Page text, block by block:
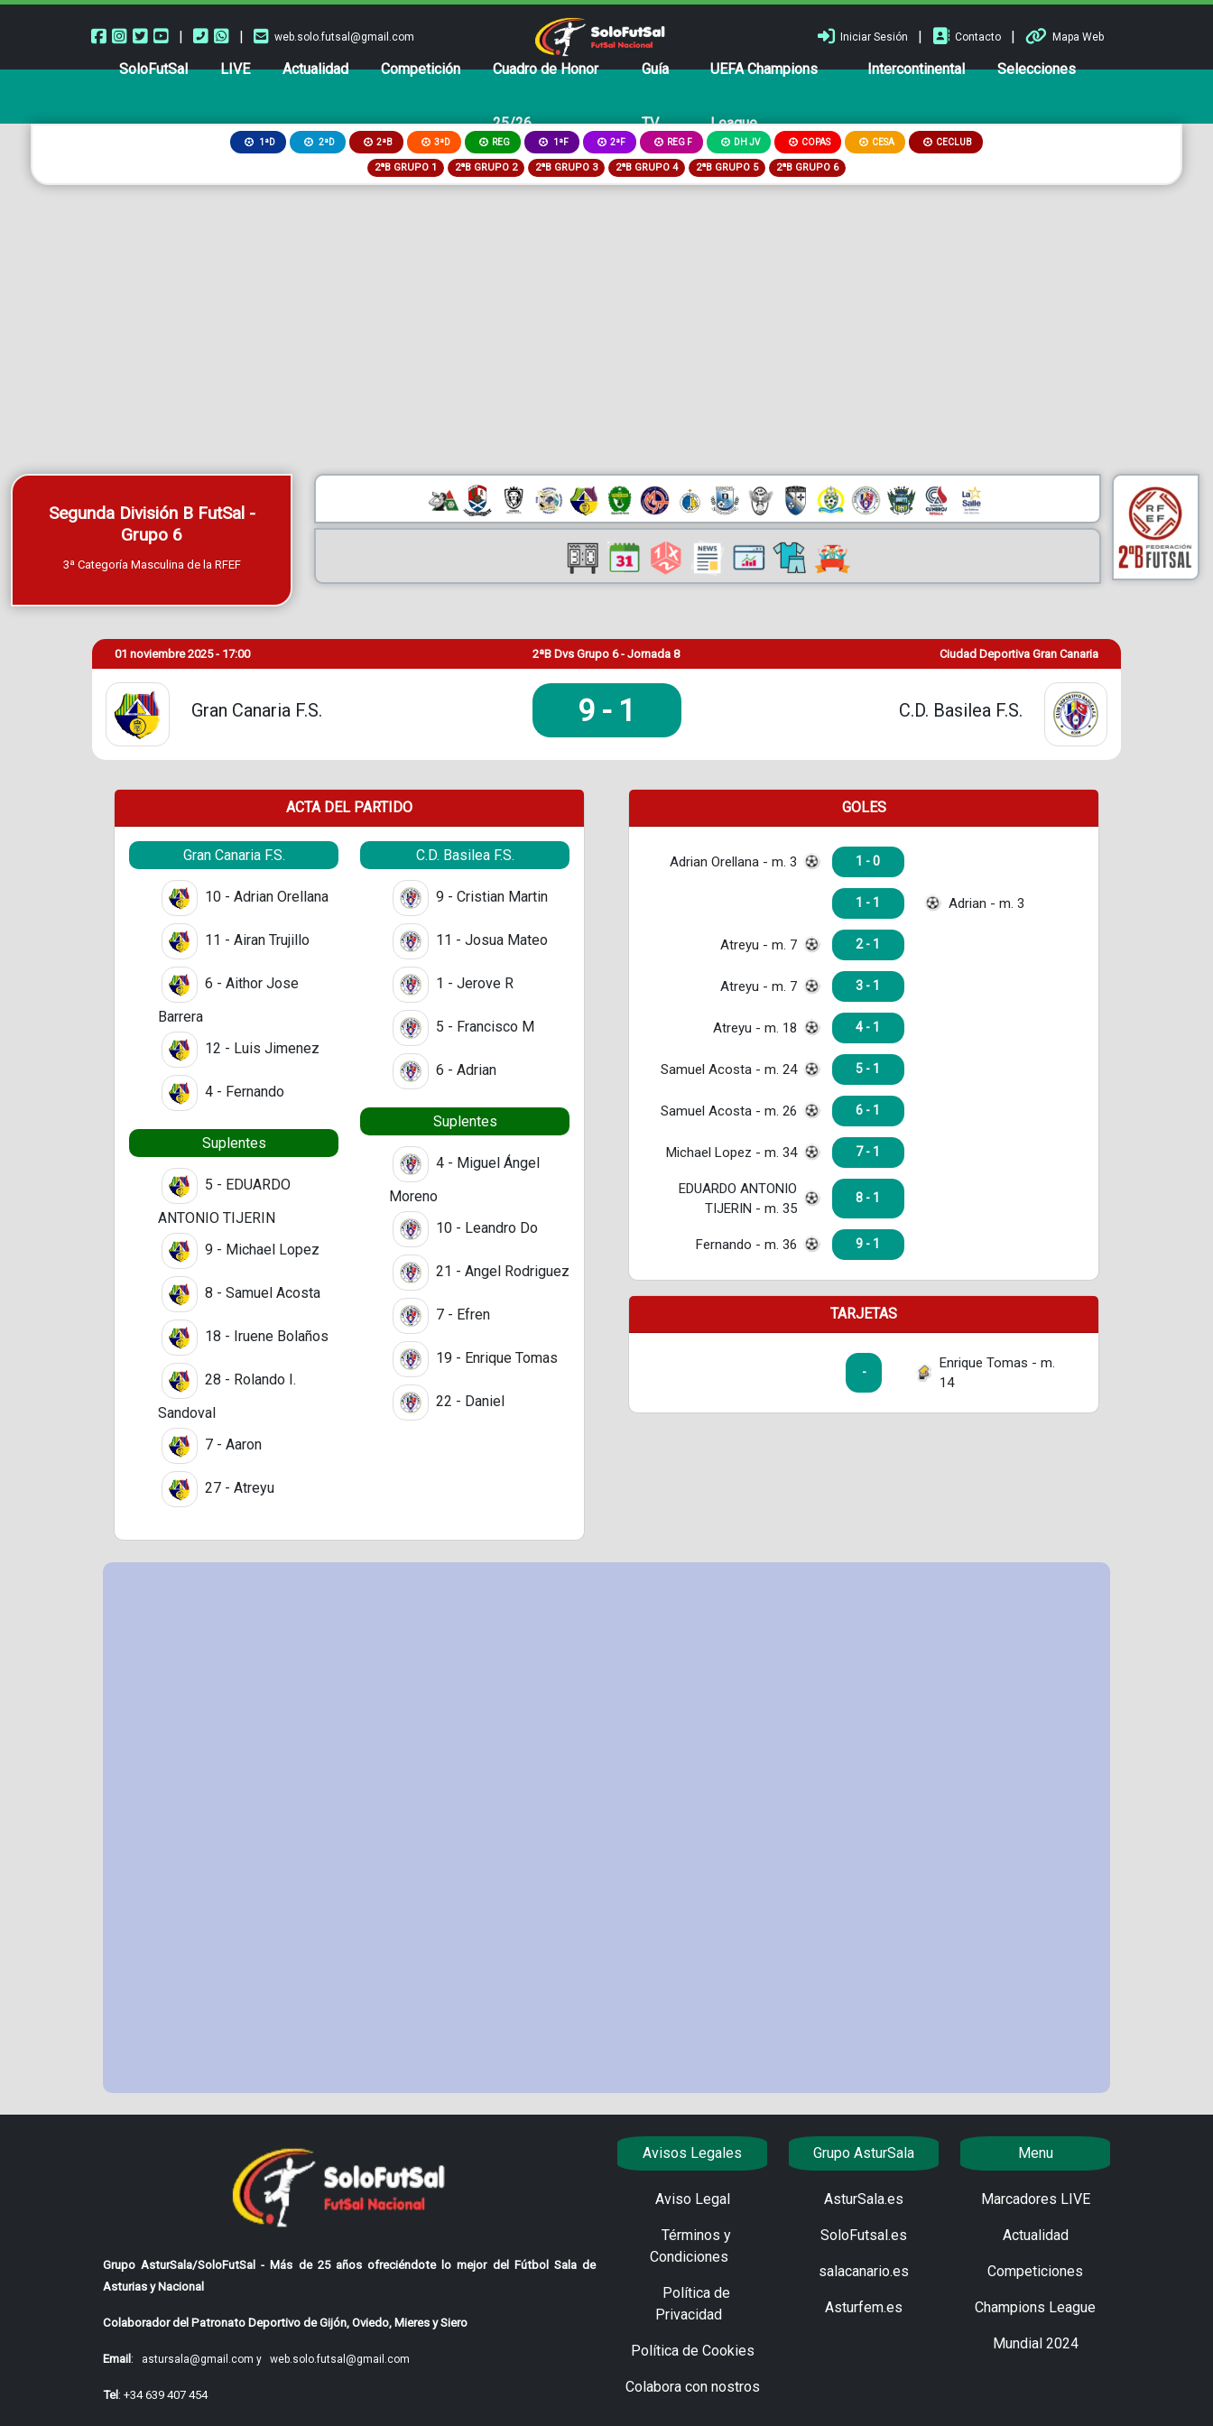
| | web.solo.futsal@gmail.com Iniciar Sesión | Contacto | Mapa Web
SoloFutSal LIVE Actualidad Competición Cuadro de Honor
25/26
Guía
TV
UEFA Champions
League
Intercontinental Selecciones
1ªD 2ªD 2ªB 3ªD REG 1ªF 2ªF REG F DH JV COPAS CESA CECLUB
2ªB GRUPO 1 2ªB GRUPO 2 2ªB GRUPO 3 2ªB GRUPO 4 2ªB GRUPO 5 2ªB GRUPO 6
Segunda División B FutSal -
Grupo 6
3ª Categoría Masculina de la RFEF
01 noviembre 2025 - 17:00 2ªB Dvs Grupo 6 - Jornada 8 Ciudad Deportiva Gran Canaria
Gran Canaria F.S. 9 - 1 C.D. Basilea F.S.
ACTA DEL PARTIDO
Gran Canaria F.S.
10 - Adrian Orellana
11 - Airan Trujillo
6 - Aithor Jose
Barrera
12 - Luis Jimenez
4 - Fernando
Suplentes
5 - EDUARDO
ANTONIO TIJERIN
9 - Michael Lopez
8 - Samuel Acosta
18 - Iruene Bolaños
28 - Rolando I.
Sandoval
7 - Aaron
27 - Atreyu
C.D. Basilea F.S.
9 - Cristian Martin
11 - Josua Mateo
1 - Jerove R
5 - Francisco M
6 - Adrian
Suplentes
4 - Miguel Ángel
Moreno
10 - Leandro Do
21 - Angel Rodriguez
7 - Efren
19 - Enrique Tomas
22 - Daniel
GOLES
Adrian Orellana - m. 3 1 - 0
1 - 1 Adrian - m. 3
Atreyu - m. 7 2 - 1
Atreyu - m. 7 3 - 1
Atreyu - m. 18 4 - 1
Samuel Acosta - m. 24 5 - 1
Samuel Acosta - m. 26 6 - 1
Michael Lopez - m. 34 7 - 1
EDUARDO ANTONIO
TIJERIN - m. 35
8 - 1
Fernando - m. 36 9 - 1
TARJETAS
-
Enrique Tomas - m.
14
Grupo AsturSala/SoloFutSal - Más de 25 años ofreciéndote lo mejor del Fútbol Sala de
Asturias y Nacional
Colaborador del Patronato Deportivo de Gijón, Oviedo, Mieres y Siero
Email: astursala@gmail.com y web.solo.futsal@gmail.com
Tel: +34 639 407 454
Avisos Legales
Aviso Legal
Términos y
Condiciones
Política de
Privacidad
Política de Cookies
Colabora con nostros
Grupo AsturSala
AsturSala.es
SoloFutsal.es
salacanario.es
Asturfem.es
Menu
Marcadores LIVE
Actualidad
Competiciones
Champions League
Mundial 2024